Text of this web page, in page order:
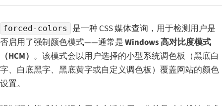
forced-colors
是一种 CSS 媒体查询，用于检测用户是
否启用了强制颜色模式——通常是Windows 高对比度模式
（HCM） 。该模式会以用户选择的小型系统调色板（黑底白
字、白底黑字、黑底黄字或自定义调色板）覆盖网站的颜色
设置。